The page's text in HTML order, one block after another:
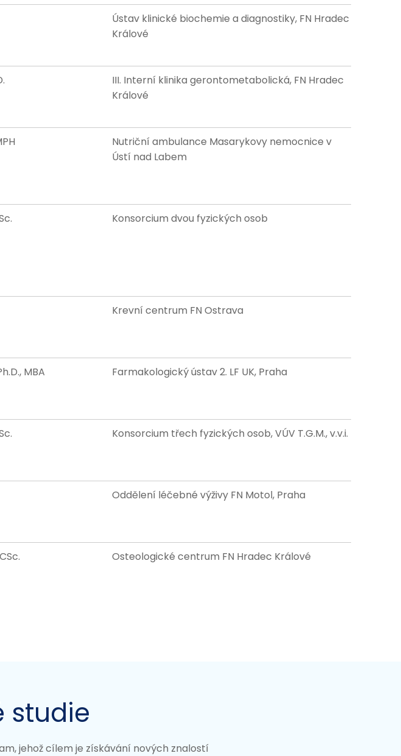
Ústav klinické biochemie a diagnostiky, FN Hradec
Králové
III. Interní klinika gerontometabolická, FN Hradec
Králové
Nutriční ambulance Masarykovy nemocnice v
Ústí nad Labem
Konsorcium dvou fyzických osob
Krevní centrum FN Ostrava
MBA Farmakologický ústav 2. LF UK, Praha
Konsorcium třech fyzických osob, VÚV T.G.M., v.v.i.
Oddělení léčebné výživy FN Motol, Praha
Osteologické centrum FN Hradec Králové
studie
jehož cílem je získávání nových znalostí